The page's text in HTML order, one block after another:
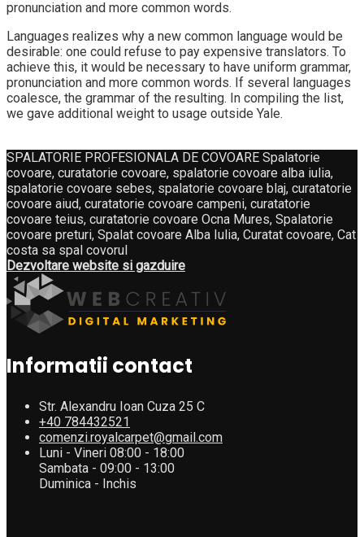
pronunciation and more common words.
Languages realizes why a new common language would be
desirable: one could refuse to pay expensive translators. To
achieve this, it would be necessary to have uniform grammar,
pronunciation and more common words. If several languages
coalesce, the grammar of the resulting. In compiling the list,
we gave additional weight to usage outside Yale.
SPALATORIE PROFESIONALA DE COVOARE Spalatorie
covoare, curatatorie covoare, spalatorie covoare alba iulia,
spalatorie covoare sebes, spalatorie covoare blaj, curatatorie
covoare aiud, curatatorie covoare campeni, curatatorie
covoare teius, curatatorie covoare Ocna Mures, Spalatorie
covoare preturi, Spalat covoare Alba Iulia, Curatat covoare, Cat
costa sa spal covorul
Dezvoltare website si gazduire
Informatii contact
Str. Alexandru Ioan Cuza 25 C
+40 784432521
comenzi.royalcarpet@gmail.com
Luni - Vineri 08:00 - 18:00
Sambata - 09:00 - 13:00
Duminica - Inchis